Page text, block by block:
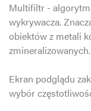
Multifiltr -
wykrywacza.
obiektów z metali
zmineralizowanych.
Ekran podglądu
wybór